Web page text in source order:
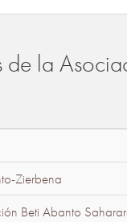
la
Zierbena
Beti Abanto